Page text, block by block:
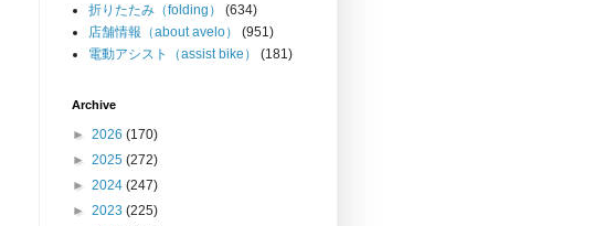
折りたたみ（folding）
(634)
店舗情報（about avelo）
(951)
電動アシスト（assist bike）
(181)
Archive
► 2026 (170)
► 2025 (272)
► 2024 (247)
► 2023 (225)